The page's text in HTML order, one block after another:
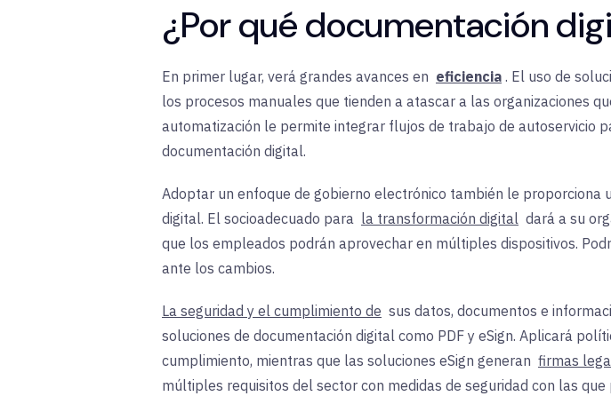
¿Por qué documentación
En primer lugar, verá grandes avances en eficiencia . El uso de
los procesos manuales que tienden a atascar a las organizaciones
automatización le permite integrar flujos de trabajo de autoservicio
documentación digital.
Adoptar un enfoque de gobierno electrónico también le
digital. El socioadecuado para la transformación digital dará a su
que los empleados podrán aprovechar en múltiples dispositivos.
ante los cambios.
La seguridad y el cumplimiento de sus datos, documentos e
soluciones de documentación digital como PDF y eSign. Aplicará
cumplimiento, mientras que las soluciones eSign generan firmas
múltiples requisitos del sector con medidas de seguridad con las